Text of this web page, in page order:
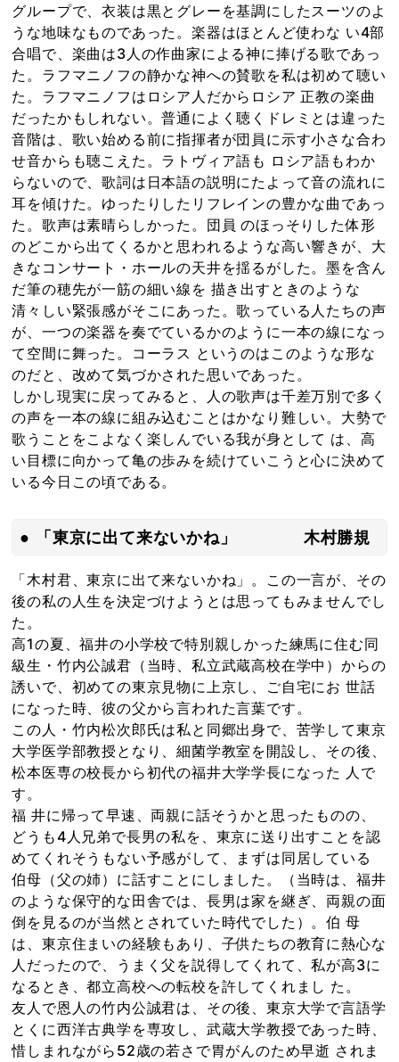
グループで、衣装は黒とグレーを基調にしたスーツのよ
うな地味なものであった。楽器はほとんど使わな い4部
合唱で、楽曲は3人の作曲家による神に捧げる歌であっ
た。ラフマニノフの静かな神への賛歌を私は初めて聴い
た。ラフマニノフはロシア人だからロシア 正教の楽曲
だったかもしれない。普通によく聴くドレミとは違った
音階は、歌い始める前に指揮者が団員に示す小さな合わ
せ音からも聴こえた。ラトヴィア語も ロシア語もわか
らないので、歌詞は日本語の説明にたよって音の流れに
耳を傾けた。ゆったりしたリフレインの豊かな曲であっ
た。歌声は素晴らしかった。団員 のほっそりした体形
のどこから出てくるかと思われるような高い響きが、大
きなコンサート・ホールの天井を揺るがした。墨を含ん
だ筆の穂先が一筋の細い線を 描き出すときのような
清々しい緊張感がそこにあった。歌っている人たちの声
が、一つの楽器を奏でているかのように一本の線になっ
て空間に舞った。コーラス というのはこのような形な
のだと、改めて気づかされた思いであった。
しかし現実に戻ってみると、人の歌声は千差万別で多く
の声を一本の線に組み込むことはかなり難しい。大勢で
歌うことをこよなく楽しんでいる我が身として は、高
い目標に向かって亀の歩みを続けていこうと心に決めて
いる今日この頃である。
● 「東京に出て来ないかね」 木村勝規
「木村君、東京に出て来ないかね」。この一言が、その
後の私の人生を決定づけようとは思ってもみませんでし
た。
高1の夏、福井の小学校で特別親しかった練馬に住む同
級生・竹内公誠君（当時、私立武蔵高校在学中）からの
誘いで、初めての東京見物に上京し、ご自宅にお 世話
になった時、彼の父から言われた言葉です。
この人・竹内松次郎氏は私と同郷出身で、苦学して東京
大学医学部教授となり、細菌学教室を開設し、その後、
松本医専の校長から初代の福井大学学長になった 人で
す。
福 井に帰って早速、両親に話そうかと思ったものの、
どうも4人兄弟で長男の私を、東京に送り出すことを認
めてくれそうもない予感がして、まずは同居している
伯母（父の姉）に話すことにしました。（当時は、福井
のような保守的な田舎では、長男は家を継ぎ、両親の面
倒を見るのが当然とされていた時代でした）。伯 母
は、東京住まいの経験もあり、子供たちの教育に熱心な
人だったので、うまく父を説得してくれて、私が高3に
なるとき、都立高校への転校を許してくれまし た。
友人で恩人の竹内公誠君は、その後、東京大学で言語学
とくに西洋古典学を専攻し、武蔵大学教授であった時、
惜しまれながら52歳の若さで胃がんのため早逝 されま